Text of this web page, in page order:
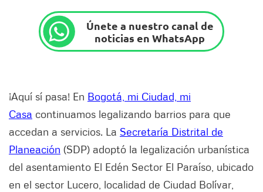
Únete a nuestro canal de
noticias en WhatsApp
¡Aquí sí pasa! En Bogotá, mi Ciudad, mi
Casa continuamos legalizando barrios para que
accedan a servicios. La Secretaría Distrital de
Planeación (SDP) adoptó la legalización urbanística
del asentamiento El Edén Sector El Paraíso, ubicado
en el sector Lucero, localidad de Ciudad Bolívar,